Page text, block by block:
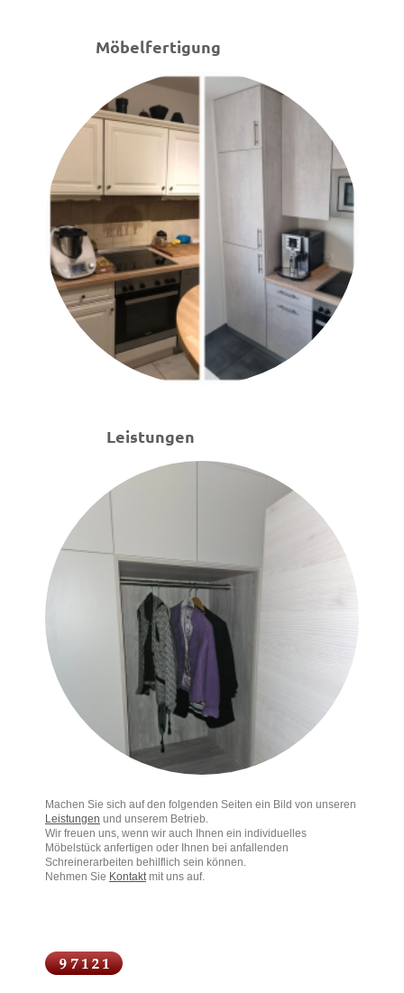
Möbelfertigung
Leistungen
Machen Sie sich auf den folgenden Seiten ein Bild von unseren
Leistungen und unserem Betrieb.
Wir freuen uns, wenn wir auch Ihnen ein individuelles
Möbelstück anfertigen oder Ihnen bei anfallenden
Schreinerarbeiten behilflich sein können.
Nehmen Sie Kontaktmit uns auf.